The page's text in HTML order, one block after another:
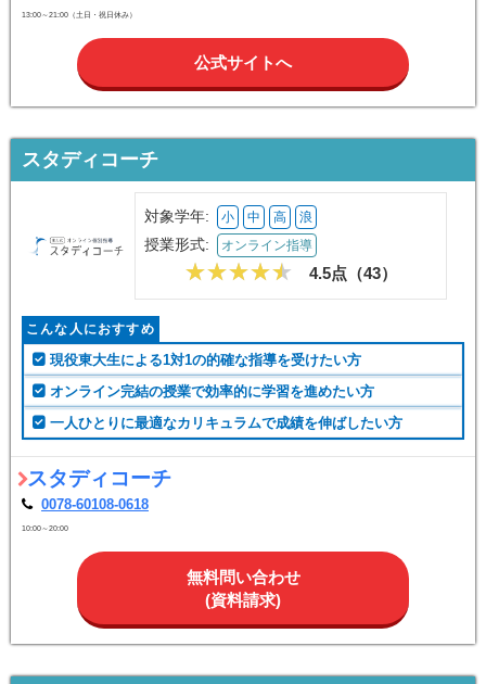
13:00～21:00（土日・祝日休み）
公式サイトへ
スタディコーチ
対象学年: 小 中 高 浪
授業形式: オンライン指導
4.5点（43）
こんな人におすすめ
現役東大生による1対1の的確な指導を受けたい方
オンライン完結の授業で効率的に学習を進めたい方
一人ひとりに最適なカリキュラムで成績を伸ばしたい方
スタディコーチ
0078-60108-0618
10:00～20:00
無料問い合わせ
(資料請求)